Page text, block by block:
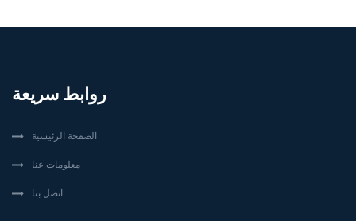
روابط سريعة
الصفحة الرئيسية
معلومات عنا
اتصل بنا